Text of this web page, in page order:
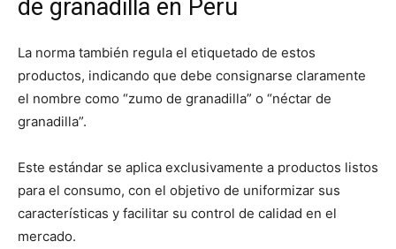
de granadilla en Perú
La norma también regula el etiquetado de estos
productos, indicando que debe consignarse claramente
el nombre como “zumo de granadilla” o “néctar de
granadilla”.
Este estándar se aplica exclusivamente a productos listos
para el consumo, con el objetivo de uniformizar sus
características y facilitar su control de calidad en el
mercado.